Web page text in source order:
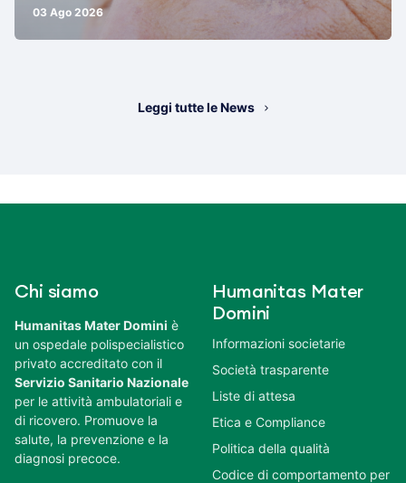
03 Ago 2026
Leggi tutte le News
Chi siamo
Humanitas Mater Domini è
un ospedale polispecialistico
privato accreditato con il
Servizio Sanitario Nazionale
per le attività ambulatoriali e
di ricovero. Promuove la
salute, la prevenzione e la
diagnosi precoce.
Humanitas Mater
Domini
Informazioni societarie
Società trasparente
Liste di attesa
Etica e Compliance
Politica della qualità
Codice di comportamento per